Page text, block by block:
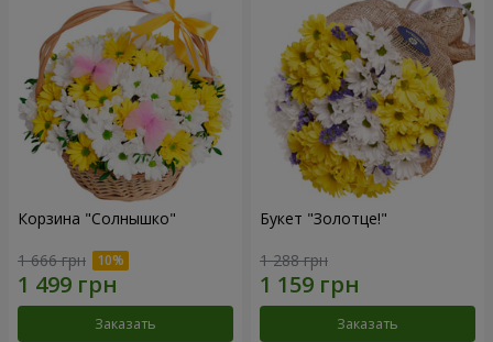
Корзина "Солнышко"
1 666 грн
Заказать
Букет "Золотце!"
1 288 грн
Заказать